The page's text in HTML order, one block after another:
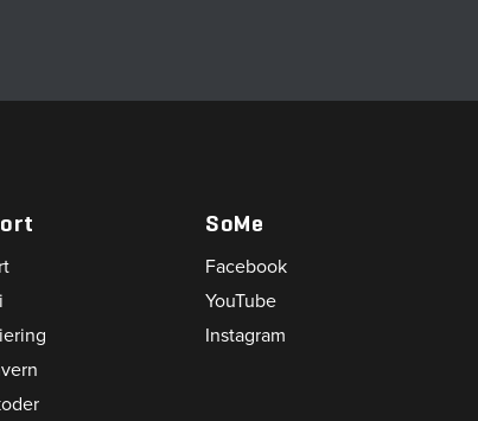
SoMe
Facebook
YouTube
Instagram